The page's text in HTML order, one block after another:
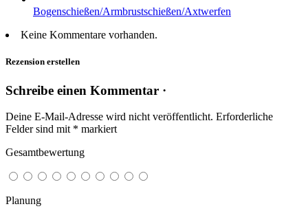
Bogenschießen/Armbrustschießen/Axtwerfen
Keine Kommentare vorhanden.
Rezension erstellen
Schreibe einen Kommentar ·
Deine E-Mail-Adresse wird nicht veröffentlicht. Erforderliche
Felder sind mit * markiert
Gesamtbewertung
Planung